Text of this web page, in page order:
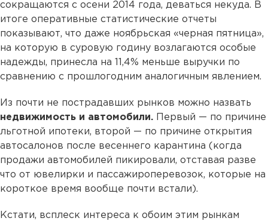
сокращаются с осени 2014 года, деваться некуда. В
итоге оперативные статистические отчеты
показывают, что даже ноябрьская «черная пятница»,
на которую в суровую годину возлагаются особые
надежды, принесла на 11,4% меньше выручки по
сравнению с прошлогодним аналогичным явлением.
Из почти не пострадавших рынков можно назвать
недвижимость и автомобили.
Первый — по причине
льготной ипотеки, второй — по причине открытия
автосалонов после весеннего карантина (когда
продажи автомобилей пикировали, отставая разве
что от ювелирки и пассажироперевозок, которые на
короткое время вообще почти встали).
Кстати, всплеск интереса к обоим этим рынкам